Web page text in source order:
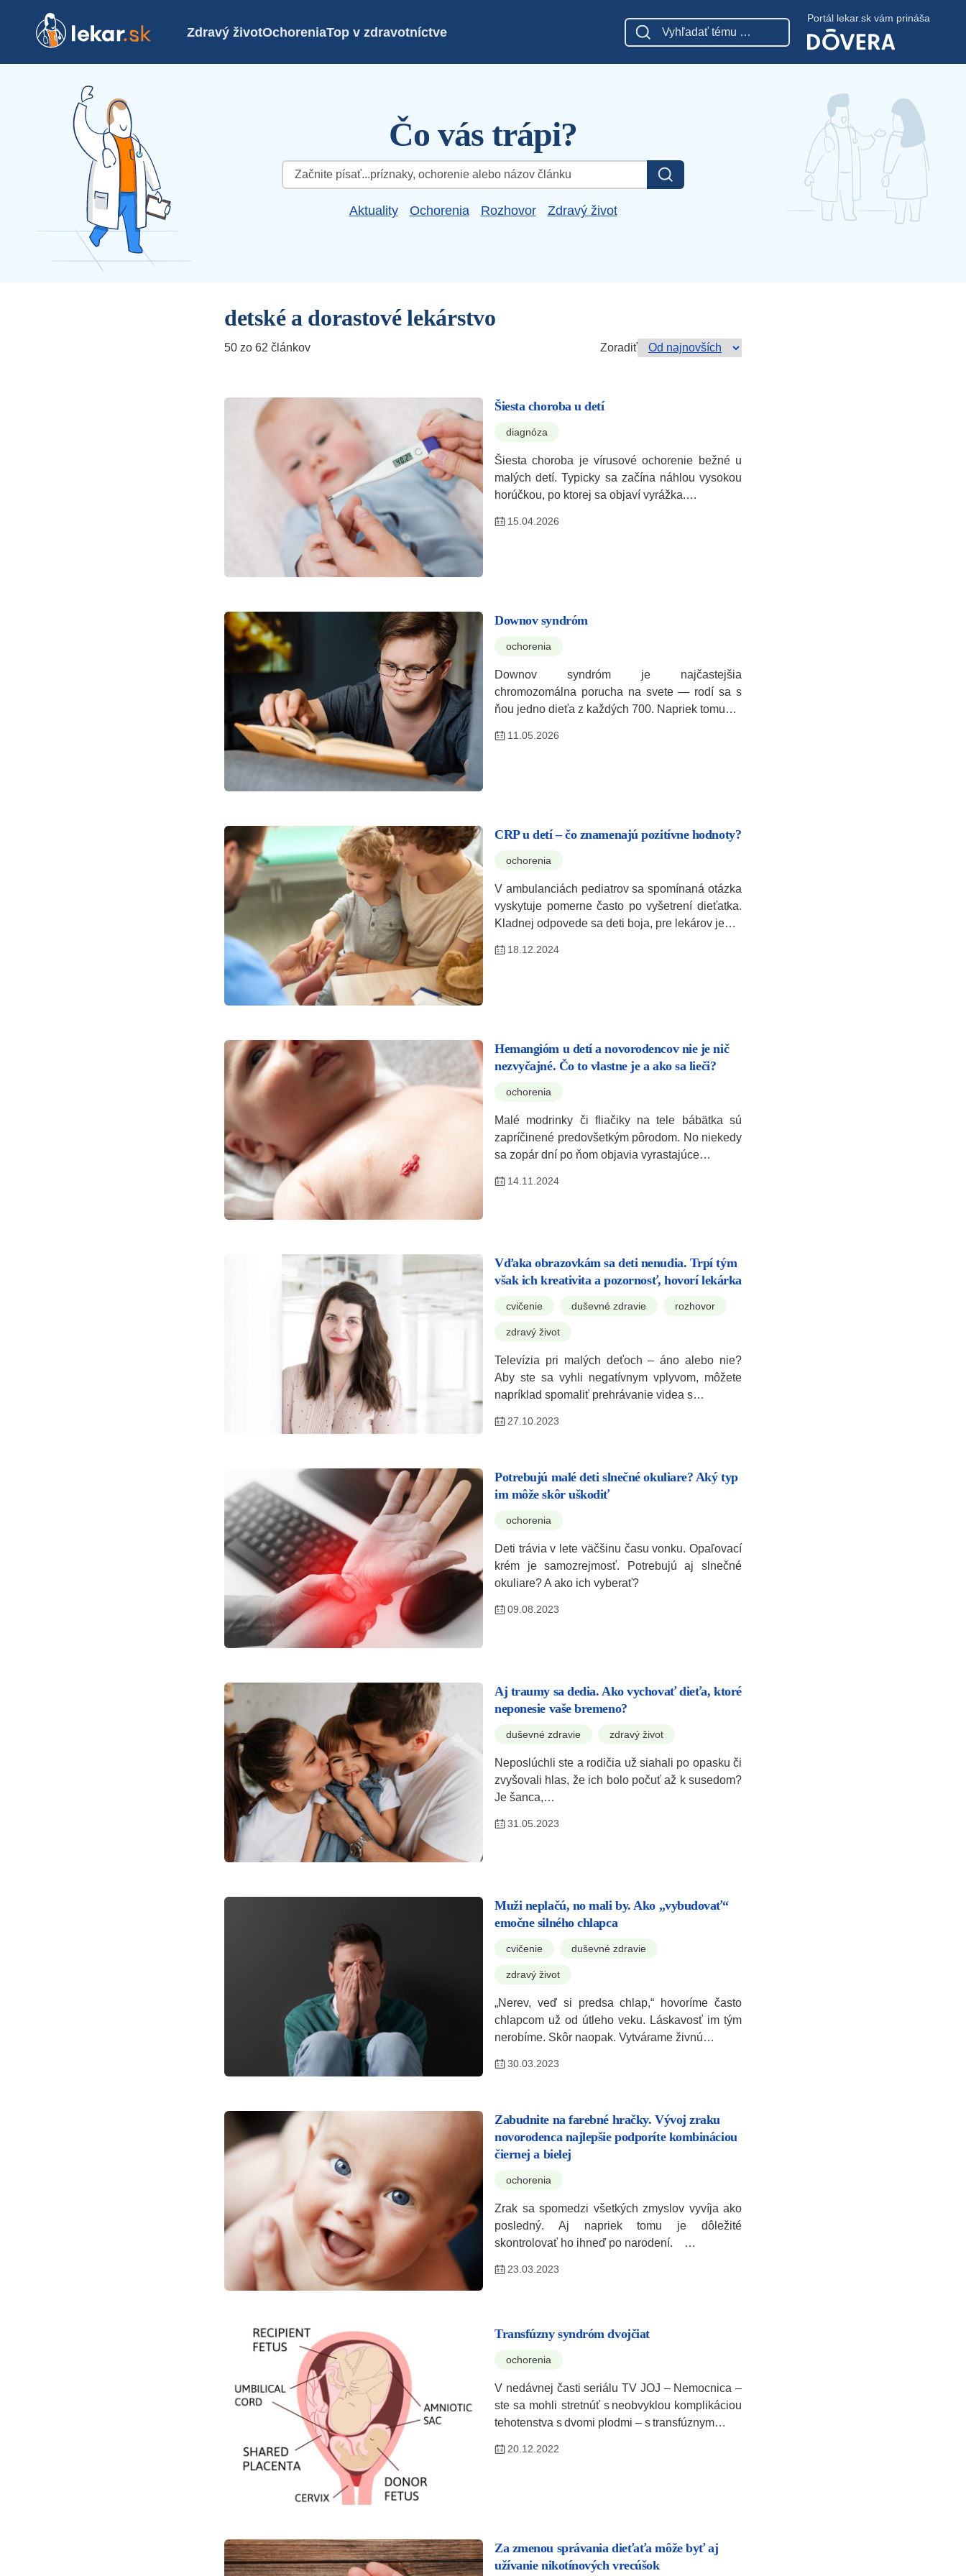
Zdravý životOchoreniaTop v zdravotníctve
Portál lekar.sk vám prináša
Čo vás trápi?
Hľadať:
Aktuality Ochorenia Rozhovor Zdravý život
detské a dorastové lekárstvo
50 zo 62 článkov Zoradiť
Šiesta choroba u detí
diagnóza
Šiesta choroba je vírusové ochorenie bežné u
malých detí. Typicky sa začína náhlou vysokou
horúčkou, po ktorej sa objaví vyrážka.…
15.04.2026
Downov syndróm
ochorenia
Downov syndróm je najčastejšia
chromozomálna porucha na svete — rodí sa s
ňou jedno dieťa z každých 700. Napriek tomu…
11.05.2026
CRP u detí – čo znamenajú pozitívne hodnoty?
ochorenia
V ambulanciách pediatrov sa spomínaná otázka
vyskytuje pomerne často po vyšetrení dieťatka.
Kladnej odpovede sa deti boja, pre lekárov je…
18.12.2024
Hemangióm u detí a novorodencov nie je nič
nezvyčajné. Čo to vlastne je a ako sa lieči?
ochorenia
Malé modrinky či fliačiky na tele bábätka sú
zapríčinené predovšetkým pôrodom. No niekedy
sa zopár dní po ňom objavia vyrastajúce…
14.11.2024
Vďaka obrazovkám sa deti nenudia. Trpí tým
však ich kreativita a pozornosť, hovorí lekárka
cvičenie duševné zdravie rozhovor
zdravý život
Televízia pri malých deťoch – áno alebo nie?
Aby ste sa vyhli negatívnym vplyvom, môžete
napríklad spomaliť prehrávanie videa s…
27.10.2023
Potrebujú malé deti slnečné okuliare? Aký typ
im môže skôr uškodiť
ochorenia
Deti trávia v lete väčšinu času vonku. Opaľovací
krém je samozrejmosť. Potrebujú aj slnečné
okuliare? A ako ich vyberať?
09.08.2023
Aj traumy sa dedia. Ako vychovať dieťa, ktoré
neponesie vaše bremeno?
duševné zdravie zdravý život
Neposlúchli ste a rodičia už siahali po opasku či
zvyšovali hlas, že ich bolo počuť až k susedom?
Je šanca,…
31.05.2023
Muži neplačú, no mali by. Ako „vybudovať“
emočne silného chlapca
cvičenie duševné zdravie
zdravý život
„Nerev, veď si predsa chlap,“ hovoríme často
chlapcom už od útleho veku. Láskavosť im tým
nerobíme. Skôr naopak. Vytvárame živnú…
30.03.2023
Zabudnite na farebné hračky. Vývoj zraku
novorodenca najlepšie podporíte kombináciou
čiernej a bielej
ochorenia
Zrak sa spomedzi všetkých zmyslov vyvíja ako
posledný. Aj napriek tomu je dôležité
skontrolovať ho ihneď po narodení. …
23.03.2023
Transfúzny syndróm dvojčiat
ochorenia
V nedávnej časti seriálu TV JOJ – Nemocnica –
ste sa mohli stretnúť s neobvyklou komplikáciou
tehotenstva s dvomi plodmi – s transfúznym…
20.12.2022
Za zmenou správania dieťaťa môže byť aj
užívanie nikotínových vrecúšok